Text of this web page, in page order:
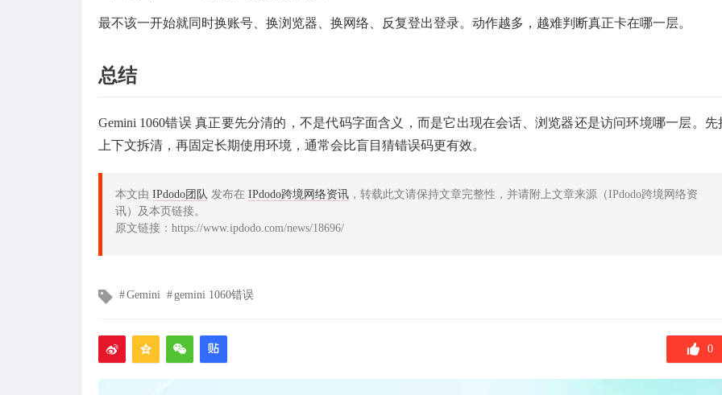
最不该一开始就同时换账号、换浏览器、换网络、反复登出登录。动作越多，越难判断真正卡在哪一层。
总结
Gemini 1060错误 真正要先分清的，不是代码字面含义，而是它出现在会话、浏览器还是访问环境哪一层。先
上下文拆清，再固定长期使用环境，通常会比盲目猜错误码更有效。
本文由 IPdodo团队 发布在 IPdodo跨境网络资讯 ，转载此文请保持文章完整性，并请附上文章来源（IPdodo跨境网络资
讯）及本页链接。
原文链接：https://www.ipdodo.com/news/18696/
文
签
Gemini gemini 1060错误
0